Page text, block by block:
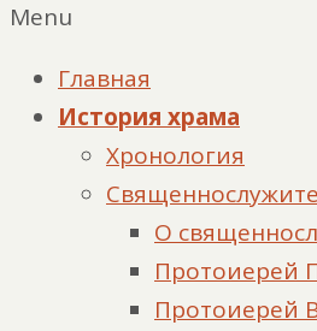
Menu
Главная
История храма
Хронология
О
Протоиерей
Протоиерей